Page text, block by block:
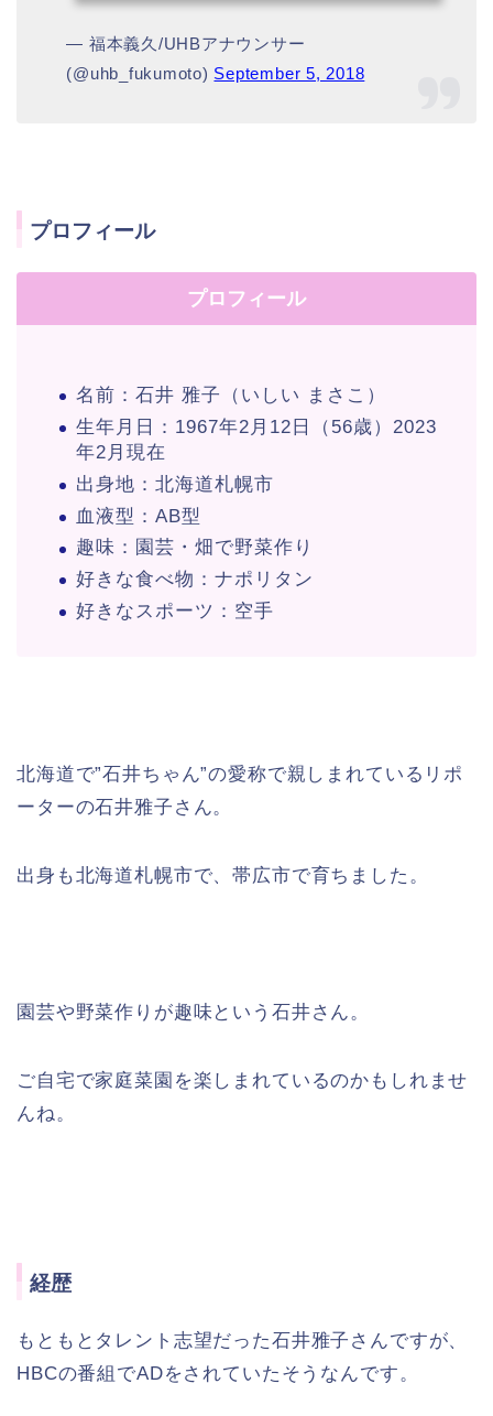
— 福本義久/UHBアナウンサー
(@uhb_fukumoto) September 5, 2018
プロフィール
プロフィール
名前：石井 雅子（いしい まさこ）
生年月日：1967年2月12日（56歳）2023
年2月現在
出身地：北海道札幌市
血液型：AB型
趣味：園芸・畑で野菜作り
好きな食べ物：ナポリタン
好きなスポーツ：空手
北海道で”石井ちゃん”の愛称で親しまれているリポ
ーターの石井雅子さん。
出身も北海道札幌市で、帯広市で育ちました。
園芸や野菜作りが趣味という石井さん。
ご自宅で家庭菜園を楽しまれているのかもしれませ
んね。
経歴
もともとタレント志望だった石井雅子さんですが、
HBCの番組でADをされていたそうなんです。